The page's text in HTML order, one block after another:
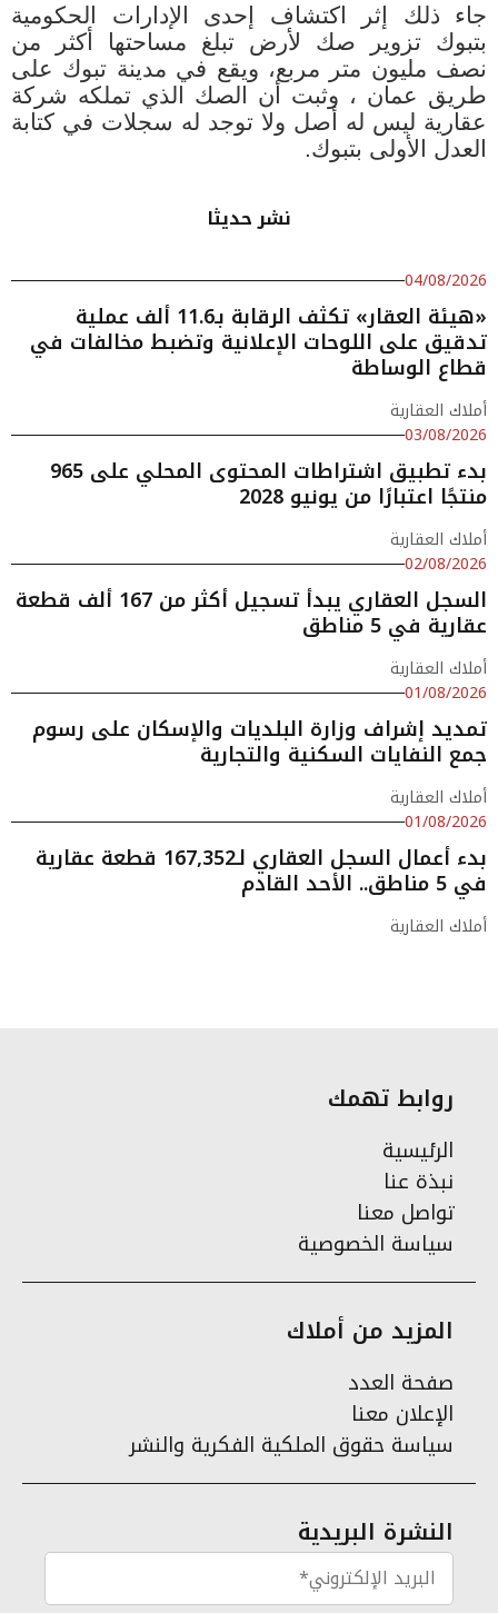
جاء ذلك إثر اكتشاف إحدى الإدارات الحكومية
بتبوك تزوير صك لأرض تبلغ مساحتها أكثر من
نصف مليون متر مربع، ويقع في مدينة تبوك على
طريق عمان ، وثبت أن الصك الذي تملكه شركة
عقارية ليس له أصل ولا توجد له سجلات في كتابة
العدل الأولى بتبوك.
نشر حديثا
04/08/2026
«هيئة العقار» تكثف الرقابة بـ11.6 ألف عملية
تدقيق على اللوحات الإعلانية وتضبط مخالفات في
قطاع الوساطة
أملاك العقارية
03/08/2026
بدء تطبيق اشتراطات المحتوى المحلي على 965
منتجًا اعتبارًا من يونيو 2028
أملاك العقارية
02/08/2026
السجل العقاري يبدأ تسجيل أكثر من 167 ألف قطعة
عقارية في 5 مناطق
أملاك العقارية
01/08/2026
تمديد إشراف وزارة البلديات والإسكان على رسوم
جمع النفايات السكنية والتجارية
أملاك العقارية
01/08/2026
بدء أعمال السجل العقاري لـ167,352 قطعة عقارية
في 5 مناطق.. الأحد القادم
أملاك العقارية
روابط تهمك
الرئيسية
نبذة عنا
تواصل معنا
سياسة الخصوصية
المزيد من أملاك
صفحة العدد
الإعلان معنا
سياسة حقوق الملكية الفكرية والنشر
النشرة البريدية